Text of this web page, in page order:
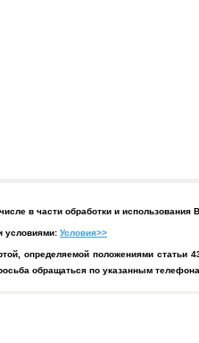
числе в части обработки и
условиями: Условия>>
определяемой положениями статьи
обращаться по указанным